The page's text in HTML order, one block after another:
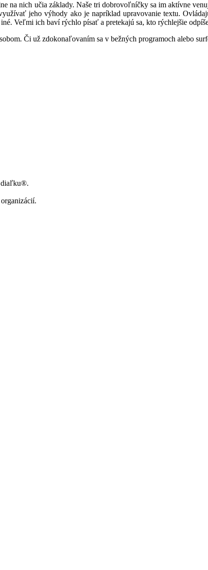
na nich učia základy. Naše tri dobrovoľníčky sa im aktívne
jeho výhody ako je napríklad upravovanie textu.
Veľmi ich baví rýchlo písať a pretekajú sa, kto rýchlejšie
Či už zdokonaľovaním sa v bežných programoch alebo
diaľku®.